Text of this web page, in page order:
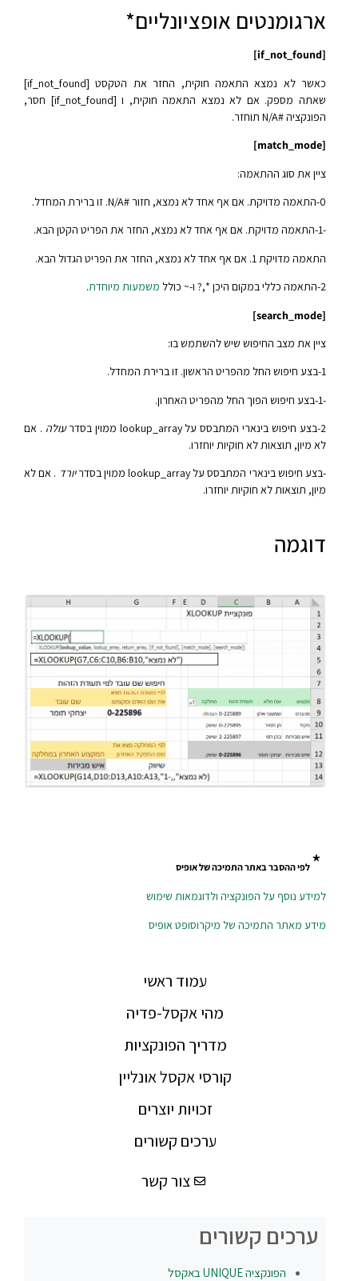
ארגומנטים אופציונליים*
[if_not_found]
כאשר לא נמצא התאמה חוקית, החזר את הטקסט [if_not_found]
שאתה מספק. אם לא נמצא התאמה חוקית, ו [if_not_found] חסר,
הפונקציה #N/A תוחזר.
[match_mode]
ציין את סוג ההתאמה:
0-התאמה מדויקת. אם אף אחד לא נמצא, חזור #N/A. זו ברירת המחדל.
-1-התאמה מדויקת. אם אף אחד לא נמצא, החזר את הפריט הקטן הבא.
התאמה מדויקת 1. אם אף אחד לא נמצא, החזר את הפריט הגדול הבא.
2-התאמה כללי במקום היכן *,? ו-~ כולל
משמעות מיוחדת.
[search_mode]
ציין את מצב החיפוש שיש להשתמש בו:
1-בצע חיפוש החל מהפריט הראשון. זו ברירת המחדל.
-1-בצע חיפוש הפוך החל מהפריט האחרון.
2-בצע חיפוש בינארי המתבסס על lookup_array ממוין בסדר
עולה . אם
לא מיון, תוצאות לא חוקיות יוחזרו.
-בצע חיפוש בינארי המתבסס על lookup_array ממוין בסדר
יורד . אם לא
מיון, תוצאות לא חוקיות יוחזרו.
דוגמה
* לפי ההסבר באתר התמיכה של אופיס
למידע נוסף על הפונקציה ולדוגמאות שימוש
מידע מאתר התמיכה של מיקרוסופט אופיס
עמוד ראשי
מהי אקסל-פדיה
מדריך הפונקציות
קורסי אקסל אונליין
זכויות יוצרים
ערכים קשורים
צור קשר
ערכים קשורים
הפונקציהUNIQUE באקסל